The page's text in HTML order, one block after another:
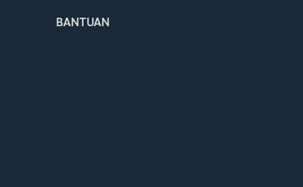
BANTUAN